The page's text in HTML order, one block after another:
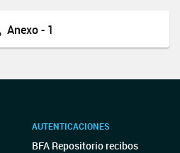
Anexo - 1
AUTENTICACIONES
BFA Repositorio recibos